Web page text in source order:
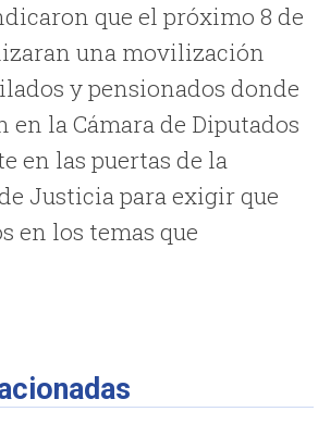
que el próximo 8 de
una movilización
y pensionados donde
en la Cámara de Diputados
en las puertas de la
Justicia para exigir que
en los temas que